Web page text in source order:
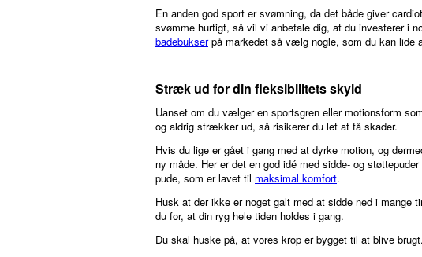
En anden god sport er svømning, da det både giver
svømme hurtigt, så vil vi anbefale dig, at du investerer i
badebukserpå markedet så vælg nogle, som du kan lide
Stræk ud for din fleksibilitets skyld
Uanset om du vælger en sportsgren eller motionsform
og aldrig strækker ud, så risikerer du let at få skader.
Hvis du lige er gået i gang med at dyrke motion, og
ny måde. Her er det en god idé med sidde- og
pude, som er lavet til maksimal komfort.
Husk at der ikke er noget galt med at sidde ned i
du for, at din ryg hele tiden holdes i gang.
Du skal huske på, at vores krop er bygget til at blive